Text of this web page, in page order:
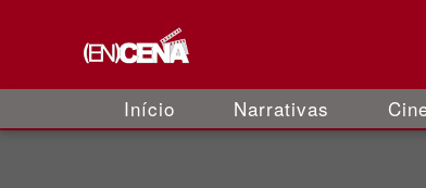
Início Narrativas